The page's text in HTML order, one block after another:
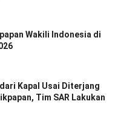
Wakili Indonesia di
Kapal Usai Diterjang
Tim SAR Lakukan